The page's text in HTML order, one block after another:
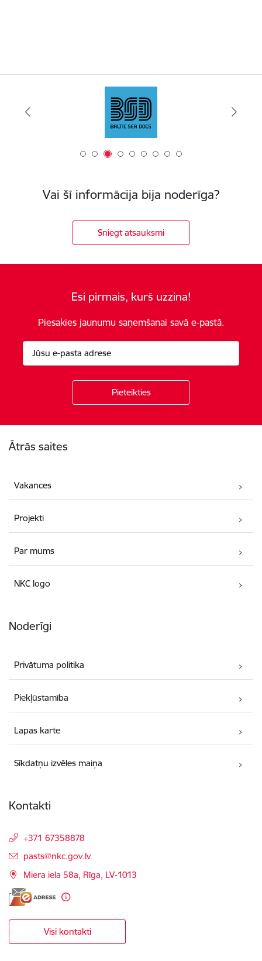
Vai šī informācija bija noderīga?
Sniegt atsauksmi
Esi pirmais, kurš uzzina!
Piesakies jaunumu saņemšanai savā e-pastā.
Ātrās saites
Vakances
Projekti
Par mums
NKC logo
Noderīgi
Privātuma politika
Piekļūstamība
Lapas karte
Sīkdatņu izvēles maiņa
Kontakti
+371 67358878
E-pasts:
pasts@nkc.gov.lv
Miera iela 58a, Rīga, LV-1013
Visi kontakti